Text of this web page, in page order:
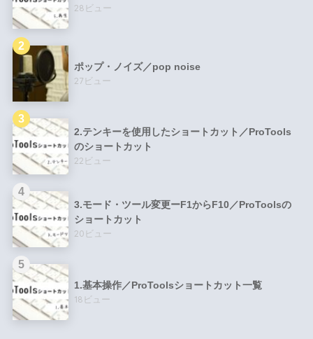
28ビュー
ポップ・ノイズ／pop noise
27ビュー
2.テンキーを使用したショートカット／ProTools
のショートカット
22ビュー
3.モード・ツール変更ーF1からF10／ProToolsの
ショートカット
20ビュー
1.基本操作／ProToolsショートカット一覧
18ビュー